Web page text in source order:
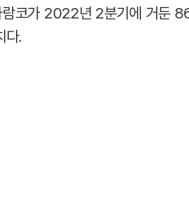
람코가 2022년 2분기에 거둔
다.